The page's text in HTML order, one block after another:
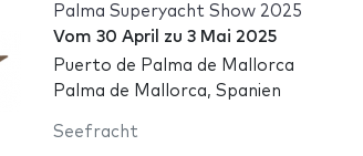
Palma Superyacht Show 2025
Vom 30 April zu 3 Mai 2025
Puerto de Palma de Mallorca
Palma de Mallorca, Spanien
Seefracht